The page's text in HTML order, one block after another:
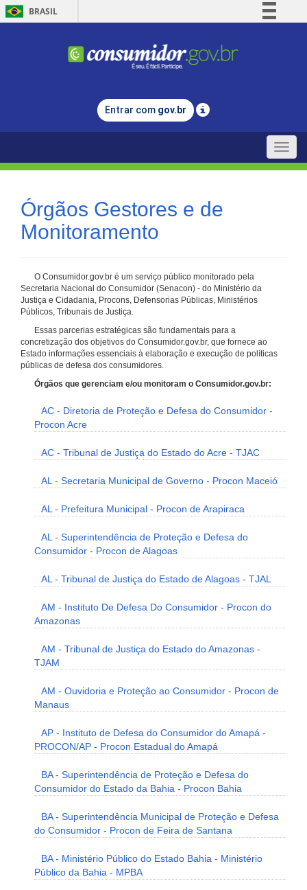
BRASIL
Comunica BR
Legislação
Entrar com gov.br
Toggle
Órgãos Gestores e de
Monitoramento
O Consumidor.gov.br é um serviço público monitorado pela
Secretaria Nacional do Consumidor (Senacon) - do Ministério da
Justiça e Cidadania, Procons, Defensorias Públicas, Ministérios
Públicos, Tribunais de Justiça.
Essas parcerias estratégicas são fundamentais para a
concretização dos objetivos do Consumidor.gov.br, que fornece ao
Estado informações essenciais à elaboração e execução de políticas
públicas de defesa dos consumidores.
Órgãos que gerenciam e/ou monitoram o Consumidor.gov.br:
AC - Diretoria de Proteção e Defesa do Consumidor -
Procon Acre
AC - Tribunal de Justiça do Estado do Acre - TJAC
AL - Secretaria Municipal de Governo - Procon Maceió
AL - Prefeitura Municipal - Procon de Arapiraca
AL - Superintendência de Proteção e Defesa do
Consumidor - Procon de Alagoas
AL - Tribunal de Justiça do Estado de Alagoas - TJAL
AM - Instituto De Defesa Do Consumidor - Procon do
Amazonas
AM - Tribunal de Justiça do Estado do Amazonas -
TJAM
AM - Ouvidoria e Proteção ao Consumidor - Procon de
Manaus
AP - Instituto de Defesa do Consumidor do Amapá -
PROCON/AP - Procon Estadual do Amapá
BA - Superintendência de Proteção e Defesa do
Consumidor do Estado da Bahia - Procon Bahia
BA - Superintendência Municipal de Proteção e Defesa
do Consumidor - Procon de Feira de Santana
BA - Ministério Público do Estado Bahia - Ministério
Público da Bahia - MPBA